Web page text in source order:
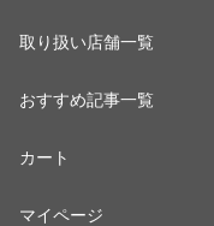
取り扱い店舗一覧
おすすめ記事一覧
カート
マイページ